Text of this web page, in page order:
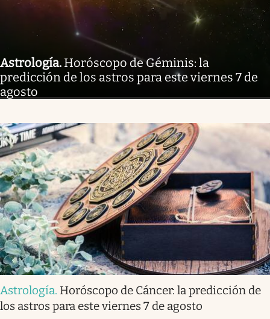
Astrología. Horóscopo de Géminis: la
predicción de los astros para este viernes 7 de
agosto
Astrología. Horóscopo de Cáncer: la predicción de
los astros para este viernes 7 de agosto